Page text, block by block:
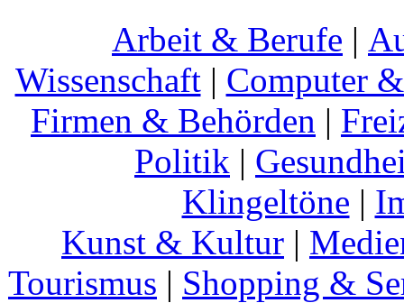
Arbeit & Berufe |
Wissenschaft| Computer
Firmen & Behörden |
Politik |
Klingeltöne |
Kunst & Kultur |
Tourismus | Shopping &